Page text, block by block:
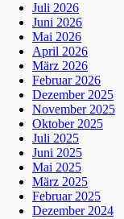
Juli 2026
Juni 2026
Mai 2026
April 2026
März 2026
Februar 2026
Dezember 2025
November 2025
Oktober 2025
Juli 2025
Juni 2025
Mai 2025
März 2025
Februar 2025
Dezember 2024